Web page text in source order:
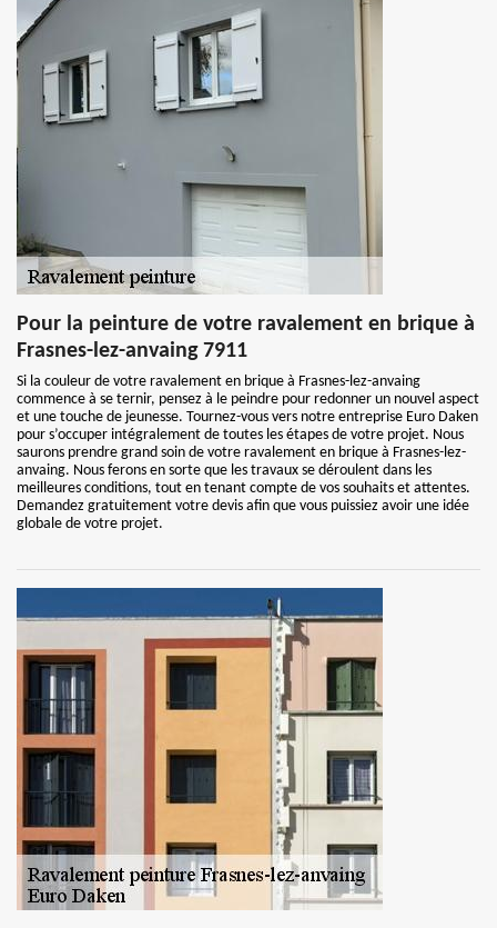
Pour la peinture de votre ravalement en brique à
Frasnes-lez-anvaing 7911
Si la couleur de votre ravalement en brique à Frasnes-lez-anvaing
commence à se ternir, pensez à le peindre pour redonner un nouvel aspect
et une touche de jeunesse. Tournez-vous vers notre entreprise Euro Daken
pour s’occuper intégralement de toutes les étapes de votre projet. Nous
saurons prendre grand soin de votre ravalement en brique à Frasnes-lez-
anvaing. Nous ferons en sorte que les travaux se déroulent dans les
meilleures conditions, tout en tenant compte de vos souhaits et attentes.
Demandez gratuitement votre devis afin que vous puissiez avoir une idée
globale de votre projet.